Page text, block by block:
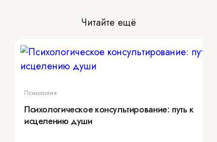
Читайте ещё
Психология
Психологическое консультирование: путь к
исцелению души